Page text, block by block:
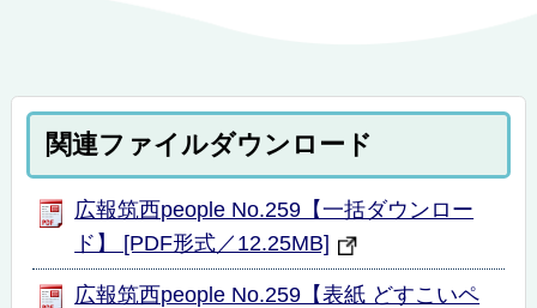
関連ファイルダウンロード
広報筑西people No.259【一括ダウンロー
ド】 [PDF形式／12.25MB]
広報筑西people No.259【表紙 どすこいペ